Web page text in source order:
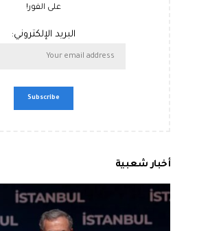
على الفور!
البريد الإلكتروني:
أخبار شعبية